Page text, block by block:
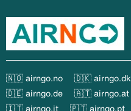
🇳🇴 airngo.no 🇩🇰 airngo.dk
🇩🇪 airngo.de
🇦🇹 airngo.at
🇮🇹 airngo.it
🇵🇹 airngo.pt